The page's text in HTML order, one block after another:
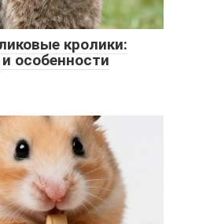
кролики:
особенности